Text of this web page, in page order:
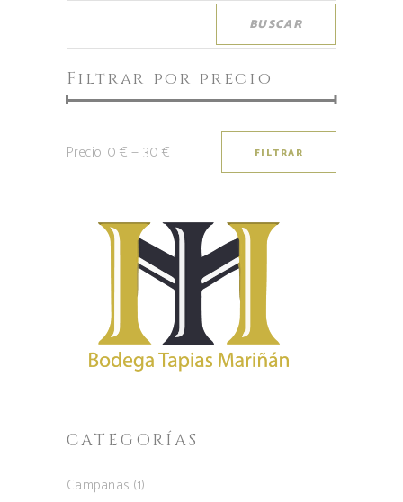
BUSCAR
Filtrar por precio
FILTRAR
Precio: 0 € —30 €
CATEGORÍAS
Campañas 11